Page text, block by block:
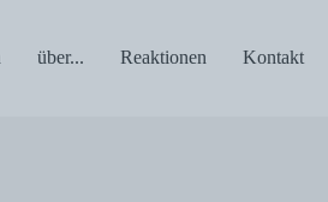
über... Reaktionen Kontakt